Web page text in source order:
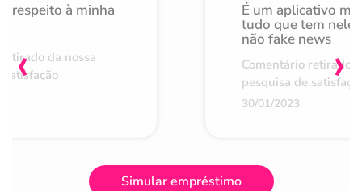
respeito à minha
da nossa
É um aplicativo
tudo que tem nele
não fake news
Comentário retirado
pesquisa de
30/01/2023
‹ ›
Simular empréstimo